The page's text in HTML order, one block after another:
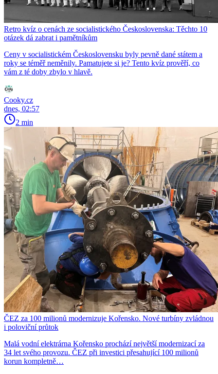
Retro kvíz o cenách ze socialistického Československa: Těchto 10
otázek dá zabrat i pamětníkům
Ceny v socialistickém Československu byly pevně dané státem a
roky se téměř neměnily. Pamatujete si je? Tento kvíz prověří, co
vám z té doby zbylo v hlavě.
Cooky.cz
dnes, 02:57
2 min
ČEZ za 100 milionů modernizuje Kořensko. Nové turbíny zvládnou
i poloviční průtok
Malá vodní elektrárna Kořensko prochází největší modernizací za
34 let svého provozu. ČEZ při investici přesahující 100 milionů
korun kompletně…